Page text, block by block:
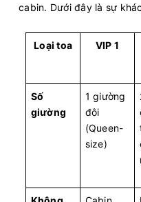
cabin. Dưới đây là sự
Loại toa VIP 1
Số
giường
1 giường
đôi
(Queen-
size)